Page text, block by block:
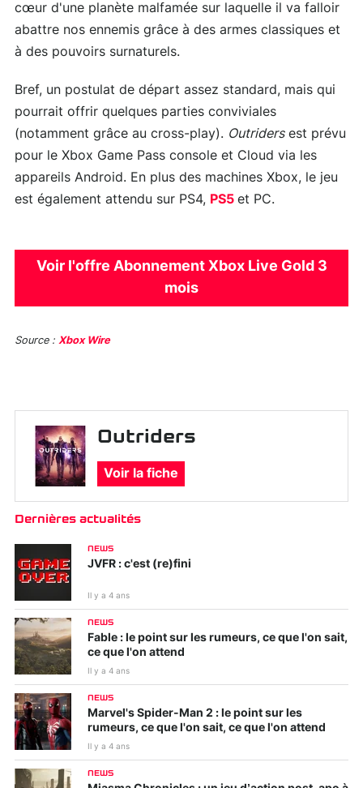
cœur d'une planète malfamée sur laquelle il va falloir
abattre nos ennemis grâce à des armes classiques et
à des pouvoirs surnaturels.
Bref, un postulat de départ assez standard, mais qui
pourrait offrir quelques parties conviviales
(notamment grâce au cross-play). Outridersest prévu
pour le Xbox Game Pass console et Cloud via les
appareils Android. En plus des machines Xbox, le jeu
est également attendu sur PS4, PS5 et PC.
Voir l'offre Abonnement Xbox Live Gold 3
mois
Source : Xbox Wire
Outriders
Voir la fiche
Dernières actualités
NEWS
JVFR : c'est (re)fini
Il y a 4 ans
NEWS
Fable : le point sur les rumeurs, ce que l'on sait,
ce que l'on attend
Il y a 4 ans
NEWS
Marvel's Spider-Man 2 : le point sur les
rumeurs, ce que l'on sait, ce que l'on attend
Il y a 4 ans
NEWS